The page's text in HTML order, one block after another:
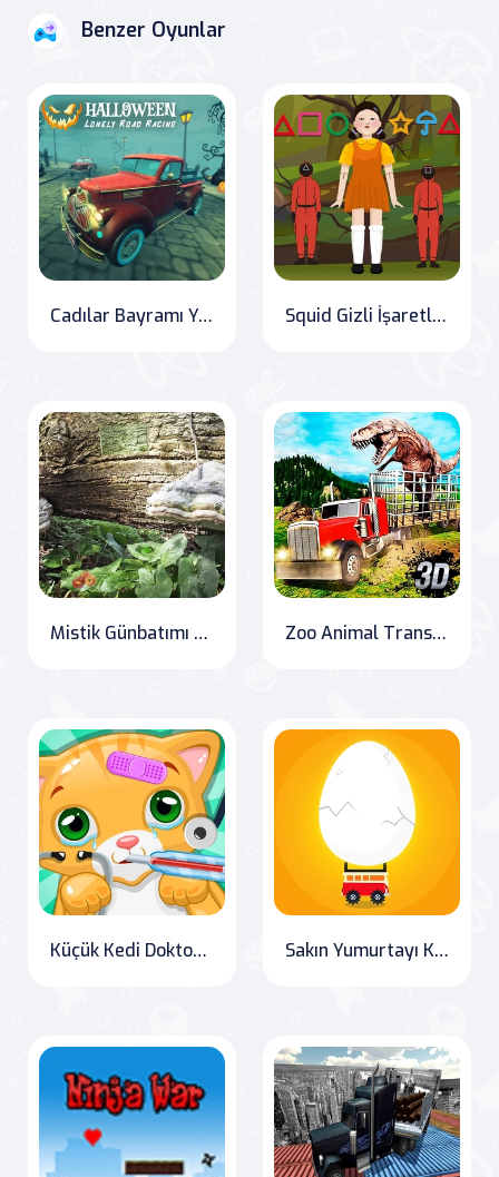
Benzer Oyunlar
Cadılar Bayramı Yalnız Yol Yarışı Squid Gizli İşaretleri
Mistik Günbatımı Ormanı Zoo Animal Transport Simulator
Küçük Kedi Doktoru: Evcil Hayvan Veteriner Oyunu Sakın Yumurtayı Kırma!